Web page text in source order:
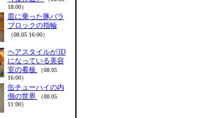
18:00）
皿に乗った豚バラ
ブロックの指輪
（08.05 16:00）
ヘアスタイルが3D
になっている美容
室の看板
（08.05
16:00）
缶チューハイの内
側の世界
（08.05
11:00）